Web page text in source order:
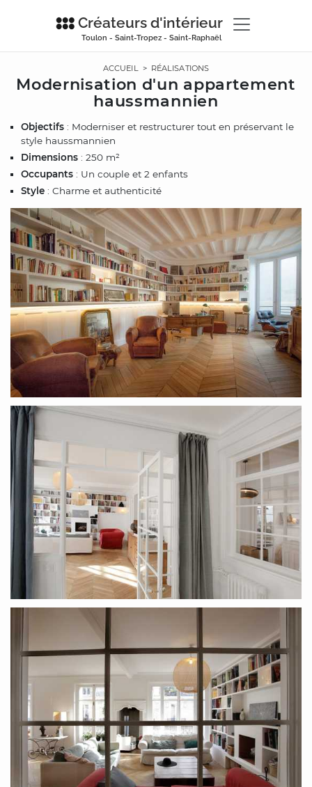
Créateurs d'intérieur
Toulon - Saint-Tropez - Saint-Raphaël
ACCUEIL> RÉALISATIONS
Modernisation d'un appartement
haussmannien
Objectifs : Moderniser et restructurer tout en préservant le
style haussmannien
Dimensions : 250 m²
Occupants : Un couple et 2 enfants
Style : Charme et authenticité